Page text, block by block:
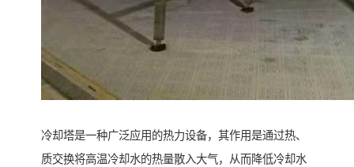
冷却塔是一种广泛应用的热力设备，其作用是通过热、
质交换将高温冷却水的热量散入大气，从而降低冷却水